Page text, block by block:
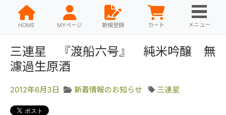
HOME MYページ 新規登録 カート メニュー
三連星 『渡船六号』 純米吟醸 無
濾過生原酒
2012年6月3日 新着情報のお知らせ 三連星